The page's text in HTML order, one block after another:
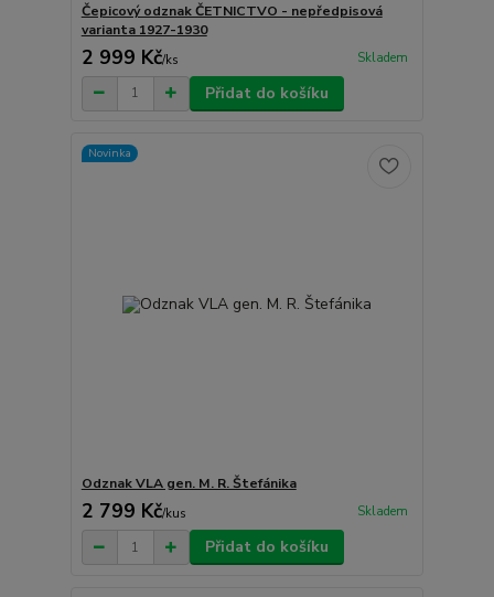
Čepicový odznak ČETNICTVO - nepředpisová
varianta 1927-1930
2 999 Kč/ks Skladem
Přidat do košíku
Novinka
Odznak VLA gen. M. R. Štefánika
2 799 Kč/kus Skladem
Přidat do košíku